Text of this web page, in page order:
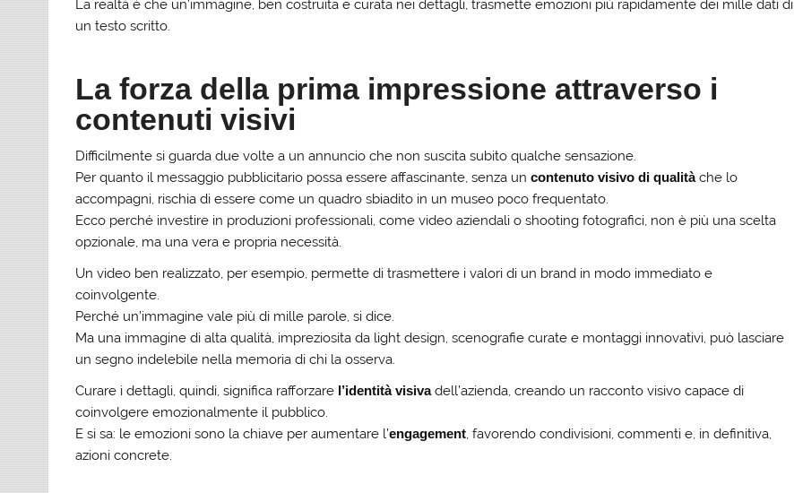
La realtà è che un’immagine, ben costruita e curata nei dettagli, trasmette emozioni più rapidamente dei mille dati di
un testo scritto.
La forza della prima impressione attraverso i
contenuti visivi
Difficilmente si guarda due volte a un annuncio che non suscita subito qualche sensazione.
Per quanto il messaggio pubblicitario possa essere affascinante, senza uncontenuto visivo di qualitàche lo
accompagni, rischia di essere come un quadro sbiadito in un museo poco frequentato.
Ecco perché investire in produzioni professionali, come video aziendali o shooting fotografici, non è più una scelta
opzionale, ma una vera e propria necessità.
Un video ben realizzato, per esempio, permette di trasmettere i valori di un brand in modo immediato e
coinvolgente.
Perché un’immagine vale più di mille parole, si dice.
Ma una immagine di alta qualità, impreziosita da light design, scenografie curate e montaggi innovativi, può lasciare
un segno indelebile nella memoria di chi la osserva.
Curare i dettagli, quindi, significa rafforzare l’identità visivadell’azienda, creando un racconto visivo capace di
coinvolgere emozionalmente il pubblico.
E si sa: le emozioni sono la chiave per aumentare l’engagement, favorendo condivisioni, commenti e, in definitiva,
azioni concrete.